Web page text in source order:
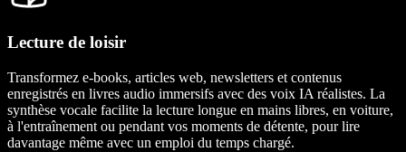
Lecture de loisir
Transformez e-books, articles web, newsletters et contenus
enregistrés en livres audio immersifs avec des voix IA réalistes. La
synthèse vocale facilite la lecture longue en mains libres, en voiture,
à l'entraînement ou pendant vos moments de détente, pour lire
davantage même avec un emploi du temps chargé.